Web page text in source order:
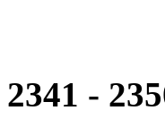
2341 -